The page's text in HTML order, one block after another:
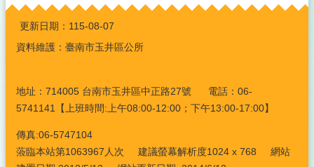
:::
更新日期： 115-08-07
資料維護：臺南市玉井區公所
地址：714005 台南市玉井區中正路27號 電話：06-
5741141【上班時間:上午08:00-12:00；下午13:00-17:00】
傳真:06-5747104
蒞臨本站第1063967人次 建議螢幕解析度1024 x 768 網站